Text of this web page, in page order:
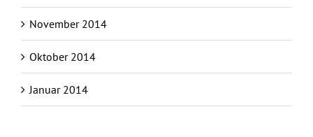
November 2014
Oktober 2014
Januar 2014